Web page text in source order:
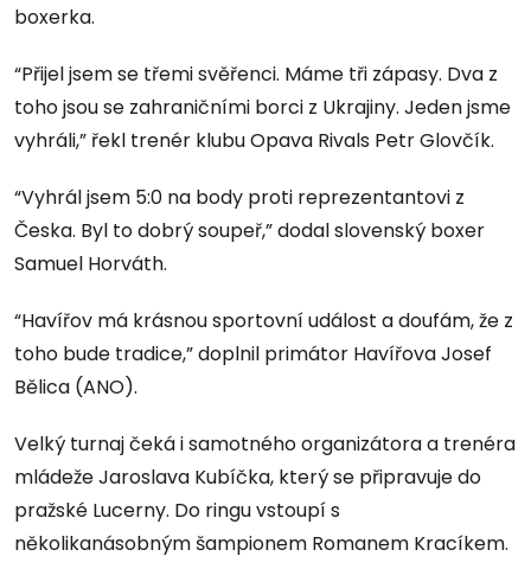
boxerka.
“Přijel jsem se třemi svěřenci. Máme tři zápasy. Dva z
toho jsou se zahraničními borci z Ukrajiny. Jeden jsme
vyhráli,” řekl trenér klubu Opava Rivals Petr Glovčík.
“Vyhrál jsem 5:0 na body proti reprezentantovi z
Česka. Byl to dobrý soupeř,” dodal slovenský boxer
Samuel Horváth.
“Havířov má krásnou sportovní událost a doufám, že z
toho bude tradice,” doplnil primátor Havířova Josef
Bělica (ANO).
Velký turnaj čeká i samotného organizátora a trenéra
mládeže Jaroslava Kubíčka, který se připravuje do
pražské Lucerny. Do ringu vstoupí s
několikanásobným šampionem Romanem Kracíkem.